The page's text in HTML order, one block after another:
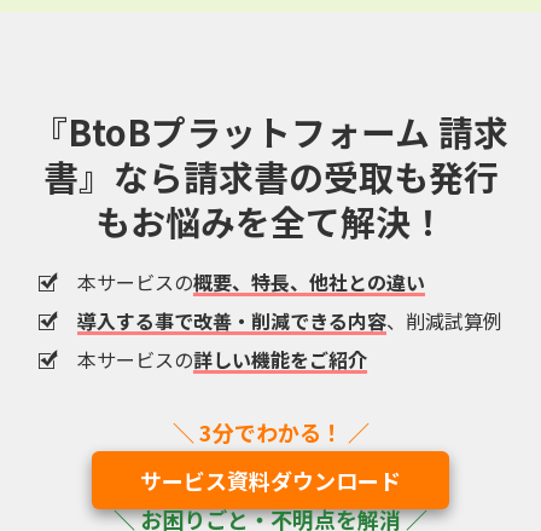
『BtoBプラットフォーム 請求
書』なら請求書の受取も発行
もお悩みを全て解決！
本サービスの概要、特長、他社との違い
導入する事で改善・削減できる内容、削減試算例
本サービスの詳しい機能をご紹介
サービス資料ダウンロード